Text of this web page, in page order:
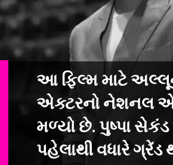
આ ફિલ્મ માટે
એક્ટરનો નેશનલ
મળ્યો છે. પુષ્પા સેકંડ
પહેલાથી વધારે ગ્રેંડ